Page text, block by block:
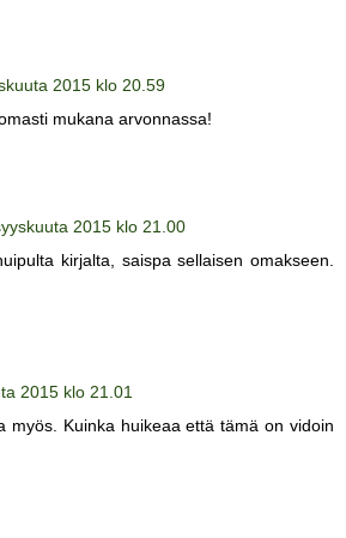
2015 klo 20.59
mukana arvonnassa!
2015 klo 21.00
kirjalta, saispa sellaisen omakseen.
2015 klo 21.01
myös. Kuinka huikeaa että tämä on vidoin